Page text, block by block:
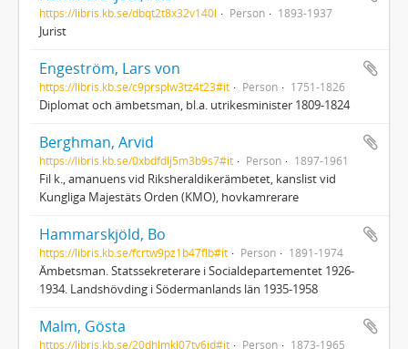
https://libris.kb.se/dbqt2t8x32v140l Person 1893-1937
Jurist
Engeström, Lars von
https://libris.kb.se/c9prsplw3tz4t23#it Person 1751-1826
Diplomat och ämbetsman, bl.a. utrikesminister 1809-1824
Berghman, Arvid
https://libris.kb.se/0xbdfdlj5m3b9s7#it Person 1897-1961
Fil k., amanuens vid Riksheraldikerämbetet, kanslist vid
Kungliga Majestäts Orden (KMO), hovkamrerare
Hammarskjöld, Bo
https://libris.kb.se/fcrtw9pz1b47flb#it Person 1891-1974
Ämbetsman. Statssekreterare i Socialdepartementet 1926-
1934. Landshövding i Södermanlands län 1935-1958
Malm, Gösta
https://libris.kb.se/20dhlmkl07tv6jd#it Person 1873-1965